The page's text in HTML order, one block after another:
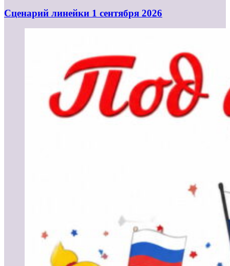
Cценарий линейки 1 сентября 2026